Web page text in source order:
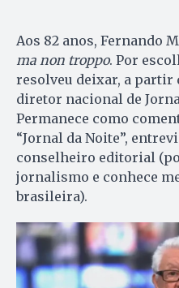
Aos 82 anos, Fernando
ma non troppo. Por
resolveu deixar, a partir
diretor nacional de
Permanece como
“Jornal da Noite”,
conselheiro editorial
jornalismo e conhece
brasileira).